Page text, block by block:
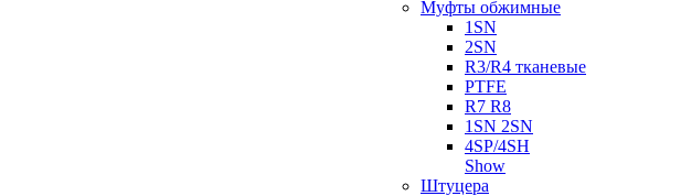
Муфты обжимные
1SN
2SN
R3/R4 тканевые
PTFE
R7 R8
1SN 2SN
4SP/4SH
Show
Штуцера